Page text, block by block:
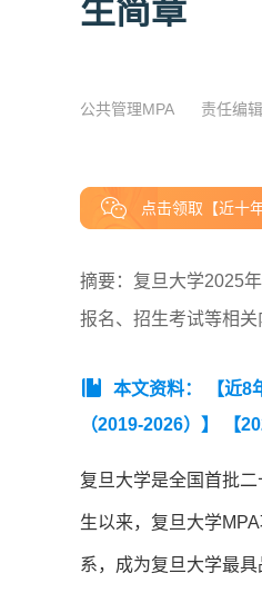
生简章
公共管理MPA 责任编
点击领取【近十
摘要：复旦大学2025
报名、招生考试等相关
本文资料： 【近
（2019-2026）】
【
复旦大学是全国首批
生以来，复旦大学
系，成为复旦大学最